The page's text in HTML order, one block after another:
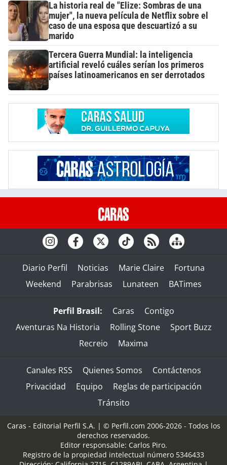
La historia real de "Elize: Sombras de una
mujer", la nueva película de Netflix sobre el
caso de una esposa que descuartizó a su
marido
Tercera Guerra Mundial: la inteligencia
artificial reveló cuáles serían los primeros
países latinoamericanos en ser derrotados
Diario Perfil Noticias Marie Claire
Fortuna
Weekend
Parabrisas Lunateen BATimes
Perfil Brasil: Caras
Contigo
Aventuras Na Historia
Rolling Stone
Sport Buzz
Recreio
Maxima
Canales RSS Quienes Somos
Contáctenos
Privacidad
Equipo
Reglas de participación
Tránsito
Caras - Editorial Perfil S.A. | © Perfil.com 2006-2026 - Todos los
derechos reservados.
Editor responsable: Carlos Piro.
Registro de la propiedad intelectual número 5346433